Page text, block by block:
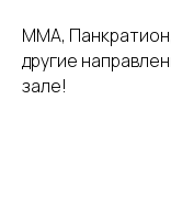
ММА,
другие
зале!